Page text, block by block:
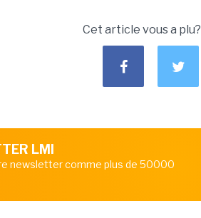
Cet article vous a plu?
LMI
newsletter comme plus de 50000